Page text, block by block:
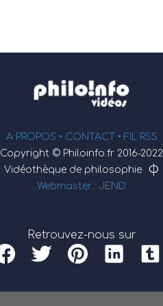
A PROPOS • CONTACT • FIL RSS
Copyright © Philoinfo.fr 2016-2022
Vidéothèque de philosophie
φ
Webmaster : JEND
Retrouvez-nous sur